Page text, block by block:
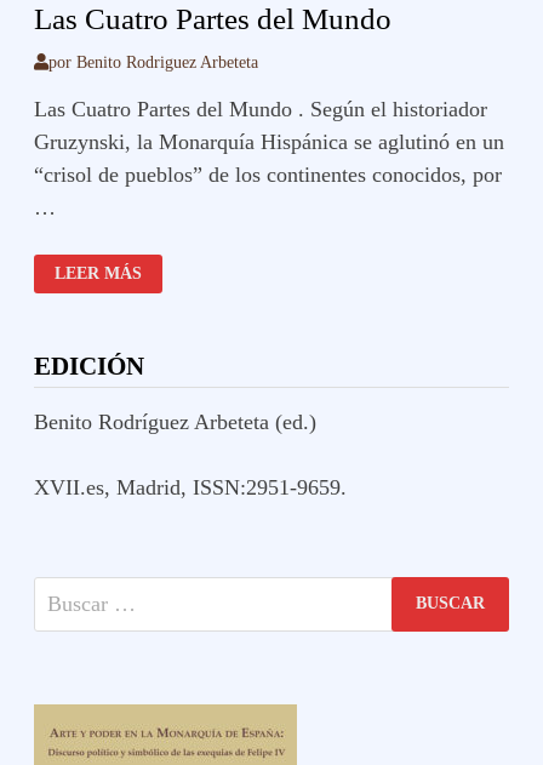
Las Cuatro Partes del Mundo
porBenito Rodriguez Arbeteta
Las Cuatro Partes del Mundo . Según el historiador
Gruzynski, la Monarquía Hispánica se aglutinó en un
“crisol de pueblos” de los continentes conocidos, por
…
LAS
CUATRO
PARTES
LEER MÁS
EDICIÓN
Benito Rodríguez Arbeteta (ed.)
XVII.es, Madrid, ISSN:2951-9659.
Buscar: